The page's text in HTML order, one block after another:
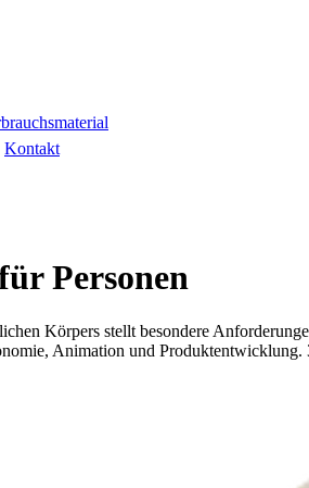
Kontakt
Personen
Körpers stellt besondere
Animation und